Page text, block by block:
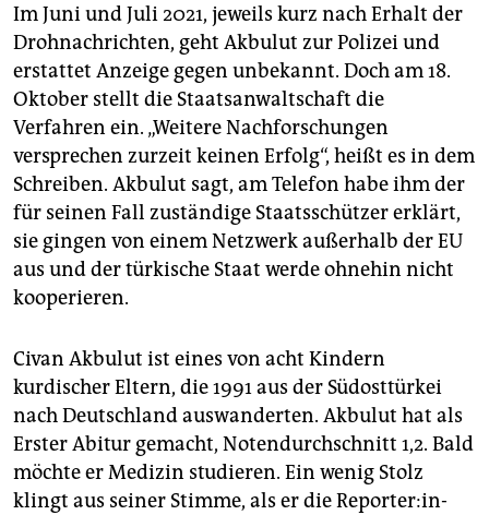
Im Juni und Juli 2021, jeweils kurz nach Erhalt der
Drohnachrichten, geht Akbulut zur Polizei und
erstattet Anzeige gegen unbekannt. Doch am 18.
Oktober stellt die Staatsanwaltschaft die
Verfahren ein. „Weitere Nachforschungen
versprechen zurzeit keinen Erfolg“, heißt es in dem
Schreiben. Akbulut sagt, am Telefon habe ihm der
für seinen Fall zuständige Staatsschützer erklärt,
sie gingen von einem Netzwerk außerhalb der EU
aus und der türkische Staat werde ohnehin nicht
kooperieren.
Civan Akbulut ist eines von acht Kindern
kurdischer Eltern, die 1991 aus der Südosttürkei
nach Deutschland auswanderten. Akbulut hat als
Erster Abitur gemacht, Notendurchschnitt 1,2. Bald
möchte er Medizin studieren. Ein wenig Stolz
klingt aus seiner Stimme, als er die Re­por­te­r:in­